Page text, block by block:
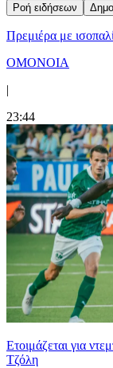
Ροή ειδήσεων
Πρεμιέρα με
ΟΜΟΝΟΙΑ
|
23:44
Ετοιμάζεται για
Τζόλη